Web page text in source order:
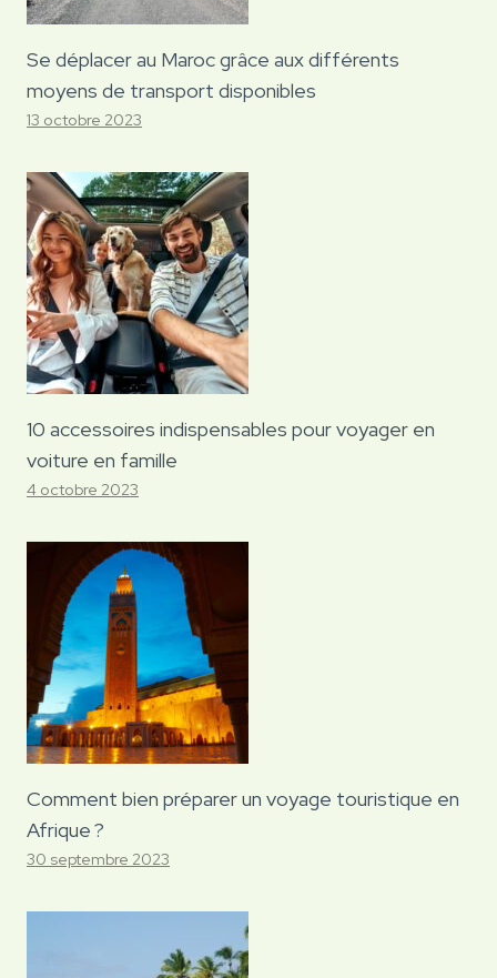
Se déplacer au Maroc grâce aux différents
moyens de transport disponibles
13 octobre 2023
10 accessoires indispensables pour voyager en
voiture en famille
4 octobre 2023
Comment bien préparer un voyage touristique en
Afrique ?
30 septembre 2023